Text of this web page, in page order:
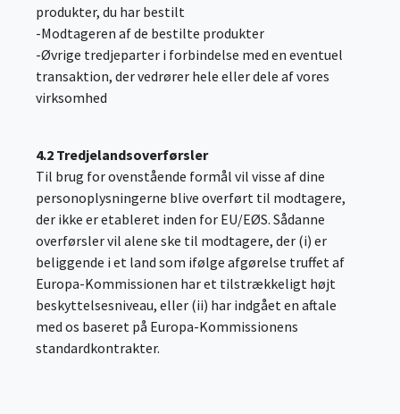
produkter, du har bestilt
-Modtageren af de bestilte produkter
-Øvrige tredjeparter i forbindelse med en eventuel
transaktion, der vedrører hele eller dele af vores
virksomhed
4.2 Tredjelandsoverførsler
Til brug for ovenstående formål vil visse af dine
personoplysningerne blive overført til modtagere,
der ikke er etableret inden for EU/EØS. Sådanne
overførsler vil alene ske til modtagere, der (i) er
beliggende i et land som ifølge afgørelse truffet af
Europa-Kommissionen har et tilstrækkeligt højt
beskyttelsesniveau, eller (ii) har indgået en aftale
med os baseret på Europa-Kommissionens
standardkontrakter.